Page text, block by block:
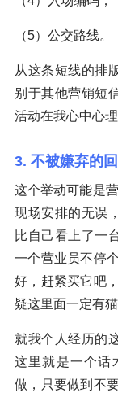
（5）公交路线。
从这条短线的排
别于其他营销短
活动在我心中心理
3. 不被嫌弃的
这个举动可能是
现场安排的无误
比自己看上了一
一个营业员不停
好，赶紧买它吧
疑这里面一定有
就我个人经历的
这里就是一个话
做，只要做到不